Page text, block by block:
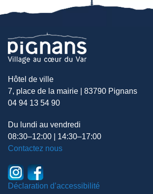
Hôtel de ville
7, place de la mairie | 83790 Pignans
04 94 13 54 90
Du lundi au vendredi
08:30–12:00 | 14:30–17:00
Contactez nous
Déclaration d’accessibilité